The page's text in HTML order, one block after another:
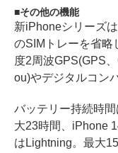
その他の機能
新iPhoneシリーズ
のSIMトレーを省略
度2周波GPS(GPS
ou)やデジタルコン
バッテリー持続時
大23時間、iPhone
はLightning。最大